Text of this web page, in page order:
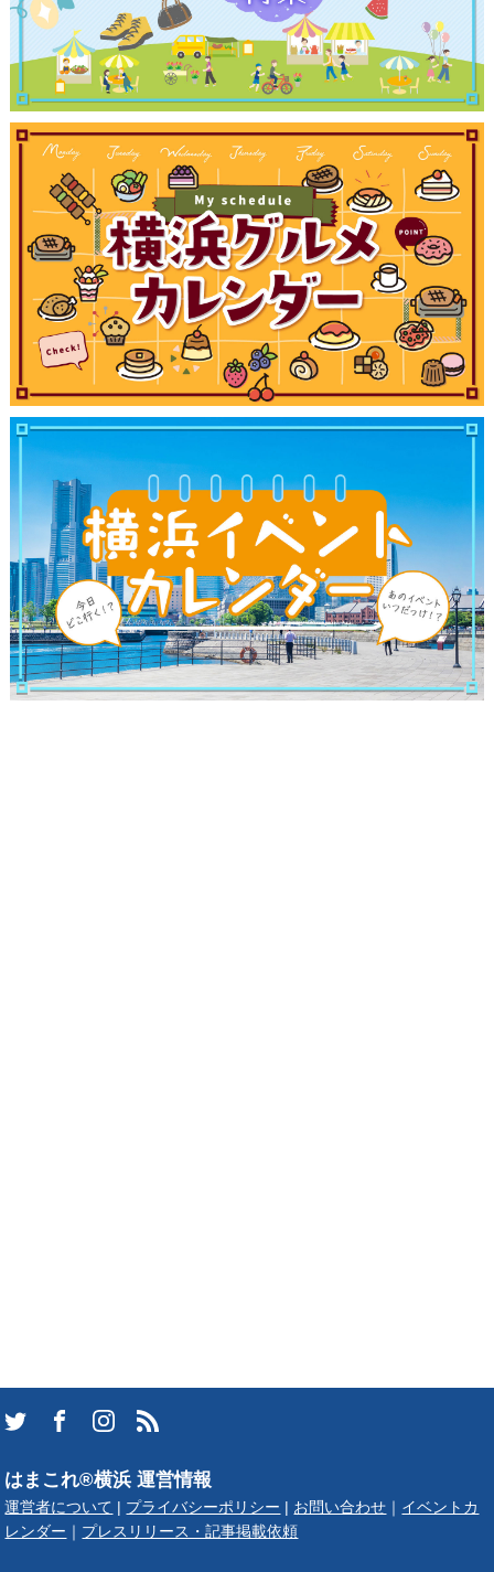
観光ガイド
ランキング
ブログ記事
サイトについて
はまこれ®横浜 運営情報
運営者について プライバシーポリシー お問い合わせ
イベントカ
レンダー
プレスリリース・記事掲載依頼